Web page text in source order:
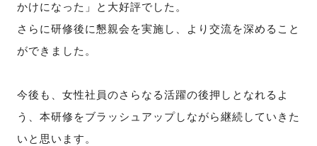
かけになった」と大好評でした。
さらに研修後に懇親会を実施し、
より交流を深めること
ができました。
今後も、女性社員のさらなる活躍の後押しとなれるよ
う、本研修をブラッシュアップしながら継続していきた
いと思います。